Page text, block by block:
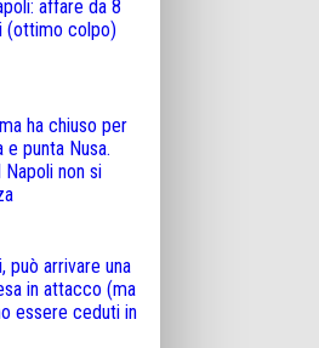
affare da 8
(ottimo colpo)
ha chiuso per
e punta Nusa.
Napoli non si
può arrivare una
in attacco (ma
essere ceduti in